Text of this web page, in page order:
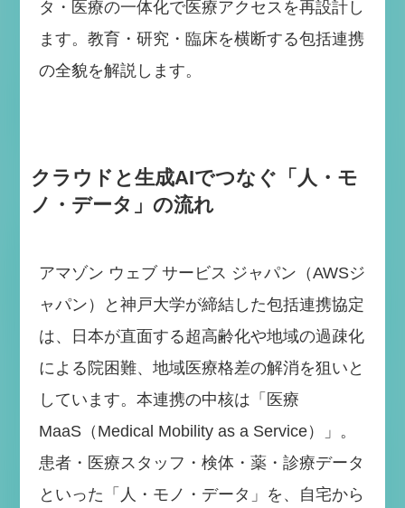
タ・医療の一体化で医療アクセスを再設計し
ます。教育・研究・臨床を横断する包括連携
の全貌を解説します。
クラウドと生成AIでつなぐ「人・モ
ノ・データ」の流れ
アマゾン ウェブ サービス ジャパン（AWSジ
ャパン）と神戸大学が締結した包括連携協定
は、日本が直面する超高齢化や地域の過疎化
による院困難、地域医療格差の解消を狙いと
しています。本連携の中核は「医療
MaaS（Medical Mobility as a Service）」。
患者・医療スタッフ・検体・薬・診療データ
といった「人・モノ・データ」を、自宅から